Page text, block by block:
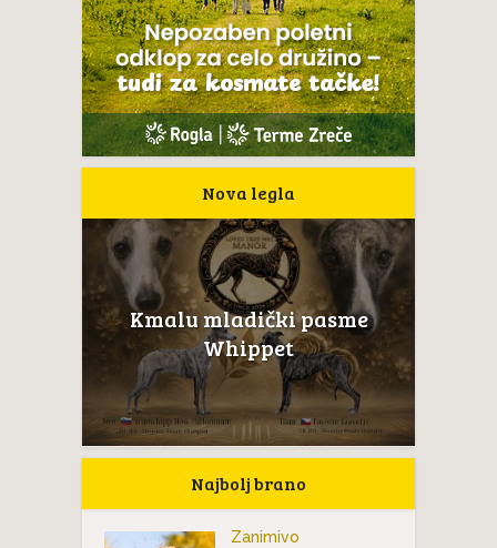
Nova legla
Kmalu mladički pasme
Whippet
Najbolj brano
Zanimivo